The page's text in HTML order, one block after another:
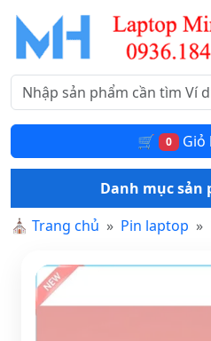
🛒 0 Giỏ
Danh mục sản
⛪ Trang chủ Pin laptop